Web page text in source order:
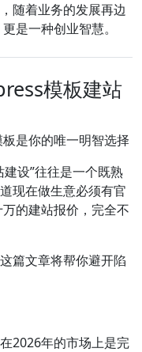
随着业务的发展再边
是一种创业智慧。
模板建站
是你的唯一明智选择
设”往往是一个既熟
现在做生意必须有官
的建站报价，完全不
篇文章将帮你避开陷
2026年的市场上是完